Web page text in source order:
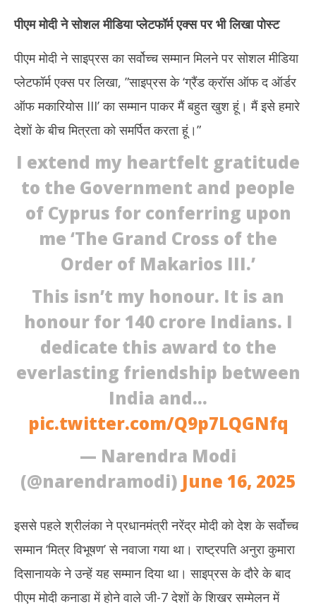
पीएम मोदी ने सोशल मीडिया प्लेटफॉर्म एक्स पर भी लिखा पोस्ट
पीएम मोदी ने साइप्रस का सर्वोच्च सम्मान मिलने पर सोशल मीडिया
प्लेटफॉर्म एक्स पर लिखा, ”साइप्रस के ‘ग्रैंड क्रॉस ऑफ द ऑर्डर
ऑफ मकारियोस III’ का सम्मान पाकर मैं बहुत खुश हूं। मैं इसे हमारे
देशों के बीच मित्रता को समर्पित करता हूं।”
I extend my heartfelt gratitude
to the Government and people
of Cyprus for conferring upon
me ‘The Grand Cross of the
Order of Makarios III.’
This isn’t my honour. It is an
honour for 140 crore Indians. I
dedicate this award to the
everlasting friendship between
India and…
pic.twitter.com/Q9p7LQGNfq
— Narendra Modi
(@narendramodi) June 16, 2025
इससे पहले श्रीलंका ने प्रधानमंत्री नरेंद्र मोदी को देश के सर्वोच्च
सम्मान ‘मित्र विभूषण’ से नवाजा गया था। राष्ट्रपति अनुरा कुमारा
दिसानायके ने उन्हें यह सम्मान दिया था। साइप्रस के दौरे के बाद
पीएम मोदी कनाडा में होने वाले जी-7 देशों के शिखर सम्मेलन में